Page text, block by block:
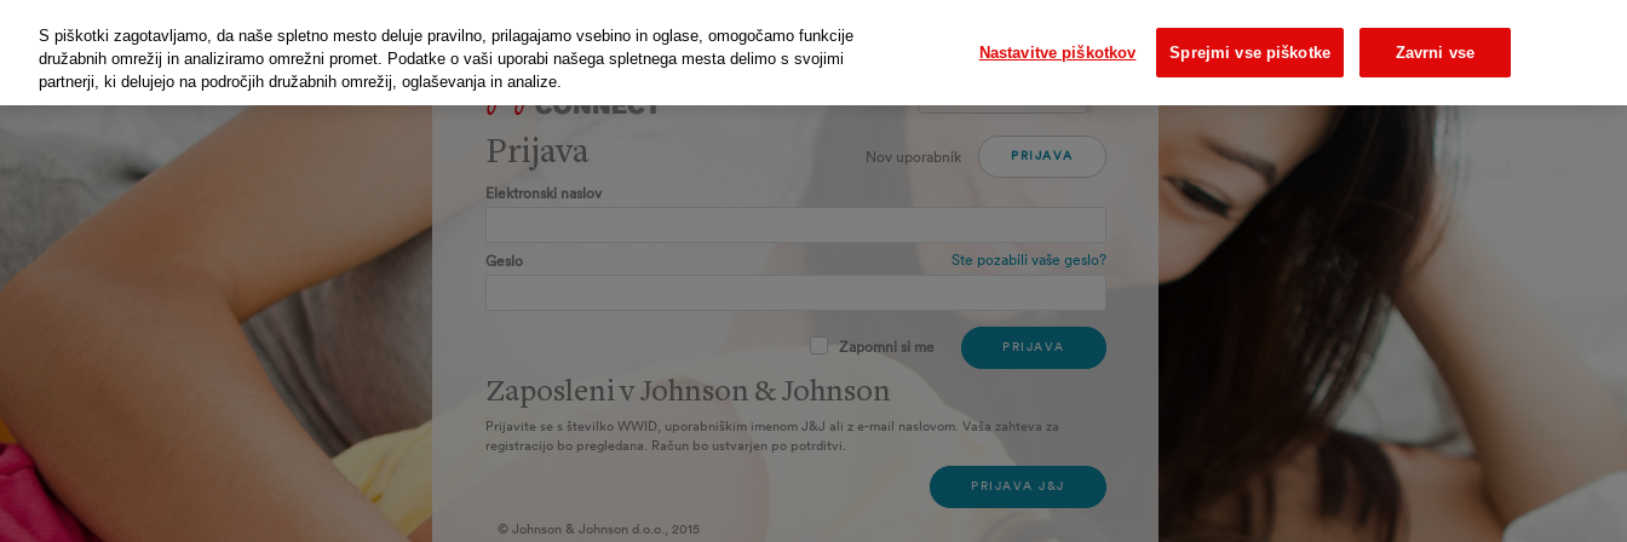
Prijava PRIJAVA
Nov uporabnik
Elektronski naslov
Geslo Ste pozabili vaše geslo?
PRIJAVA
Zapomni si me
Zaposleni v Johnson & Johnson
Prijavite se s številko WWID, uporabniškim imenom J&J ali z e-mail naslovom. Vaša zahteva za
registracijo bo pregledana. Račun bo ustvarjen po potrditvi.
PRIJAVA J&J
© Johnson & Johnson d.o.o., 2015
S piškotki zagotavljamo, da naše spletno mesto deluje pravilno, prilagajamo vsebino in oglase, omogočamo funkcije
družabnih omrežij in analiziramo omrežni promet. Podatke o vaši uporabi našega spletnega mesta delimo s svojimi
partnerji, ki delujejo na področjih družabnih omrežij, oglaševanja in analize.
Nastavitve piškotkov Zavrni vse
Sprejmi vse piškotke